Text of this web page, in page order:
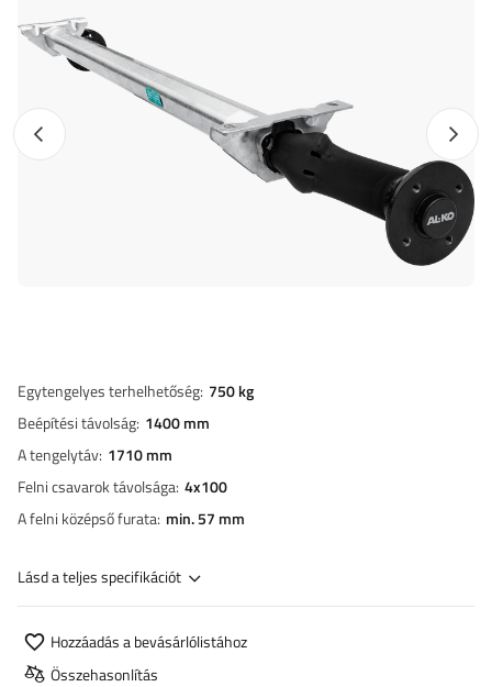
Előző fotó
Egytengelyes terhelhetőség 750 kg
Beépítési távolság 1400 mm
A tengelytáv 1710 mm
Felni csavarok távolsága 4x100
A felni középső furata min. 57 mm
Lásd a teljes specifikációt
Hozzáadás a bevásárlólistához
Összehasonlítás